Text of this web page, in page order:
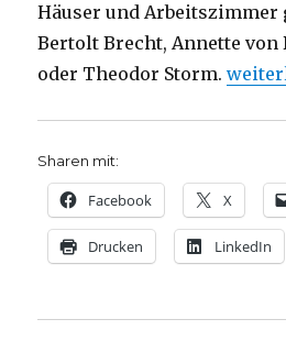
Häuser und Arbeitszimmer
Bertolt Brecht, Annette
oder Theodor Storm.
Sharen mit:
Facebook X
Drucken LinkedIn